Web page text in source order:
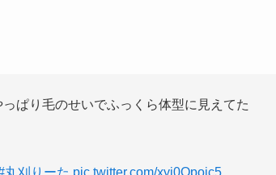
ぱり毛のせいでふっくら体型に見えてた